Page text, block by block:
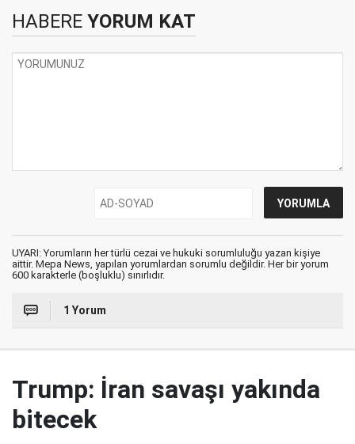
HABERE YORUM KAT
UYARI: Yorumların her türlü cezai ve hukuki sorumluluğu yazan kişiye
aittir. Mepa News, yapılan yorumlardan sorumlu değildir. Her bir yorum
600 karakterle (boşluklu) sınırlıdır.
1 Yorum
Trump: İran savaşı yakında
bitecek